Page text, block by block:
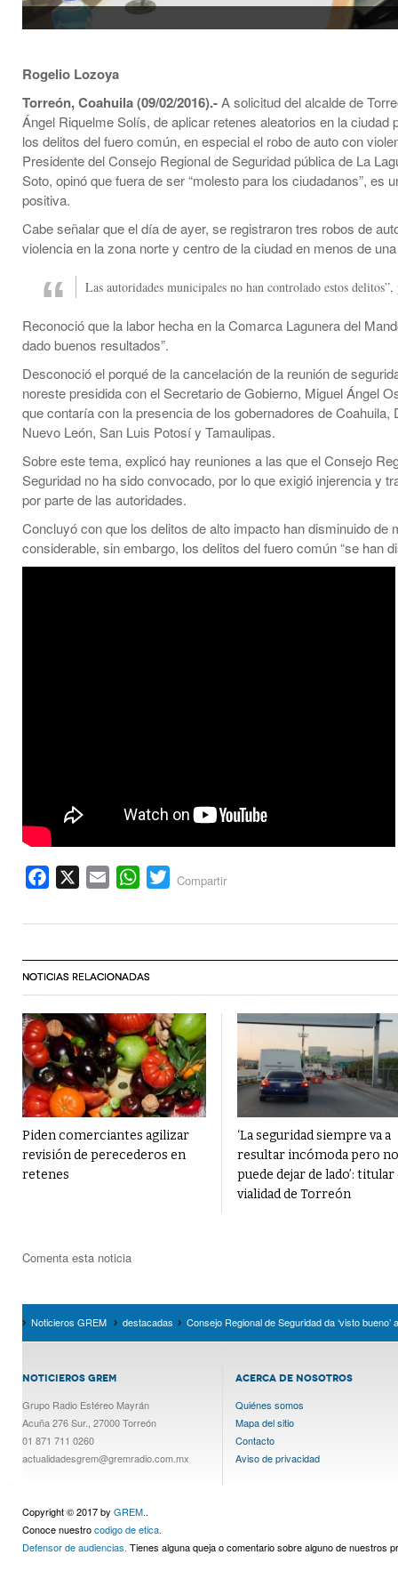
Rogelio Lozoya
Torreón, Coahuila (09/02/2016).-A solicitud del alcalde de
Ángel Riquelme Solís, de aplicar retenes aleatorios en la ciudad
los delitos del fuero común, en especial el robo de auto con
Presidente del Consejo Regional de Seguridad pública de La
Soto, opinó que fuera de ser “molesto para los ciudadanos”, es
positiva.
Cabe señalar que el día de ayer, se registraron tres robos de
violencia en la zona norte y centro de la ciudad en menos de
Las autoridades municipales no han controlado estos
Reconoció que la labor hecha en la Comarca Lagunera del
dado buenos resultados”.
Desconoció el porqué de la cancelación de la reunión de
noreste presidida con el Secretario de Gobierno, Miguel Ángel
que contaría con la presencia de los gobernadores de Coahuila,
Nuevo León, San Luis Potosí y Tamaulipas.
Sobre este tema, explicó hay reuniones a las que el Consejo
Seguridad no ha sido convocado, por lo que exigió injerencia y
por parte de las autoridades.
Concluyó con que los delitos de alto impacto han disminuido de
considerable, sin embargo, los delitos del fuero común “se han
Facebook Email WhatsApp
Twitter
Compartir
NOTICIAS RELACIONADAS
Piden comerciantes agilizar
revisión de perecederos en
retenes
‘La seguridad siempre va a
resultar incómoda pero
puede dejar de lado’: titular
vialidad de Torreón
Comenta esta noticia
Noticieros GREM destacadas Consejo Regional de Seguridad da ‘visto bueno’
NOTICIEROS GREM
Grupo Radio Estéreo Mayrán
Acuña 276 Sur., 27000 Torreón
01 871 711 0260
actualidadesgrem@gremradio.com.mx
ACERCA DE NOSOTROS
Quiénes somos
Mapa del sitio
Contacto
Aviso de privacidad
Copyright © 2017 by GREM..
Conoce nuestrocodigo de etica.
Defensor de audiencias. Tienes alguna queja o comentario sobre alguno de nuestros